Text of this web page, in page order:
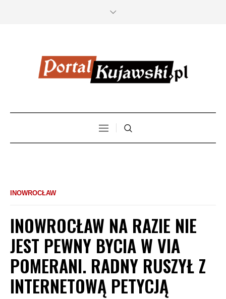
INOWROCŁAW
INOWROCŁAW NA RAZIE NIE
JEST PEWNY BYCIA W VIA
POMERANI. RADNY RUSZYŁ Z
INTERNETOWĄ PETYCJĄ